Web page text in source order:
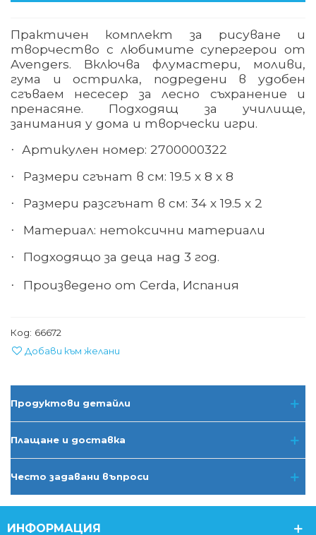
Практичен комплект за рисуване и
творчество с любимите супергерои от
Avengers. Включвафлумастери, моливи,
гума и острилка, подредени в удобен
сгъваем несесер за лесно съхранение и
пренасяне. Подходящ за училище,
занимания у дома и творчески игри.
· Артикулен номер: 2700000322
· Размери сгънат в см: 19.5 х 8 х 8
· Размери разсгънат в см: 34 х 19.5 х 2
· Материал: нетоксични материали
· Подходящо за деца над 3 год.
· Произведено от Cerda, Испания
Код: 66672
Добави към желани
Продуктови детайли
Плащане и доставка
Често задавани въпроси
ИНФОРМАЦИЯ